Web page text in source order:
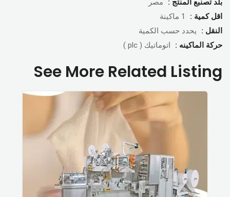
بلد تصنبع المنتج :
مصر
اقل كمية :
1 ماكينة
النقل :
يحدد حسب الكمية
حركة الماكينه :
اتوماتيك ( plc )
See More Related Listing